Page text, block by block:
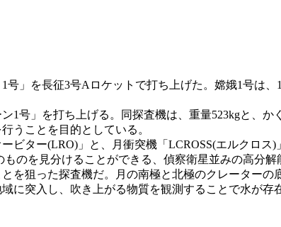
」を長征3号Aロケットで打ち上げた。 嫦娥1号は、
1号 」を打ち上げる。同探査機は、重量523kgと、
うことを目的としている。
ビター(LRO)」と、月衝突機「 LCROSS(エルクロス)
のを見分けることができる、偵察衛星並みの高分解
狙った探査機だ。月の南極と北極のクレーター
に突入し、吹き上がる物質を観測することで水が